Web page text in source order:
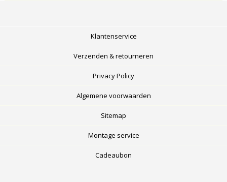
Klantenservice
Verzenden & retourneren
Privacy Policy
Algemene voorwaarden
Sitemap
Montage service
Cadeaubon